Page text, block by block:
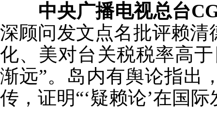
中央广播电视总台
深顾问发文点名批评赖
化、美对台关税税率高
渐远”。岛内有舆论指出
传，证明“‘疑赖论’在国